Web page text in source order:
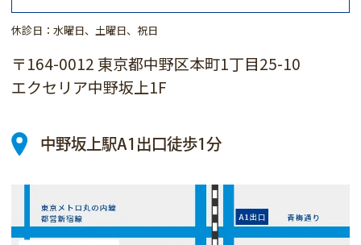
休診日：水曜日、土曜日、祝日
〒164-0012 東京都中野区本町1丁目25-10
エクセリア中野坂上1F
中野坂上駅A1出口徒歩1分